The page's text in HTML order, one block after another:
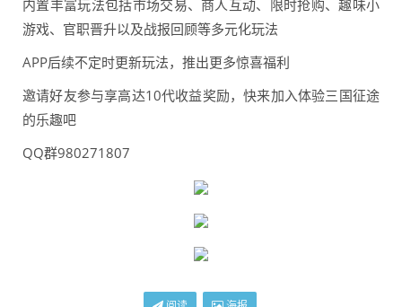
内置丰富玩法包括市场交易、商人互动、限时抢购、趣味小
游戏、官职晋升以及战报回顾等多元化玩法
APP后续不定时更新玩法，推出更多惊喜福利
邀请好友参与享高达10代收益奖励，快来加入体验三国征途
的乐趣吧
QQ群980271807